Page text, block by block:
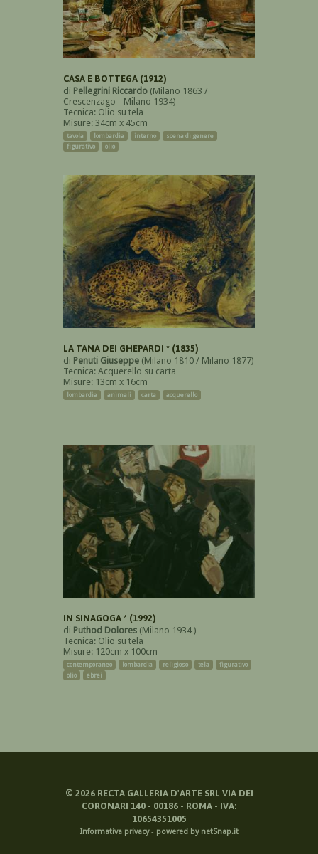
CASA E BOTTEGA (1912)
di Pellegrini Riccardo (Milano 1863 /
Crescenzago - Milano 1934)
Tecnica: Olio su tela
Misure: 34cm x 45cm
tavola lombardia interno
scena di genere
figurativo
olio
LA TANA DEI GHEPARDI * (1835)
di Penuti Giuseppe (Milano 1810 / Milano 1877)
Tecnica: Acquerello su carta
Misure: 13cm x 16cm
lombardia animali carta acquerello
IN SINAGOGA * (1992)
di Puthod Dolores (Milano 1934 )
Tecnica: Olio su tela
Misure: 120cm x 100cm
contemporaneo lombardia religioso tela
figurativo
olio
ebrei
© 2026RECTA GALLERIA D'ARTE SRL VIA DEI
CORONARI 140 - 00186 - ROMA - IVA:
10654351005
Informativa privacy- powered by netSnap.it